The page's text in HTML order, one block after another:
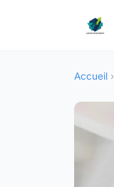
Accueil ›